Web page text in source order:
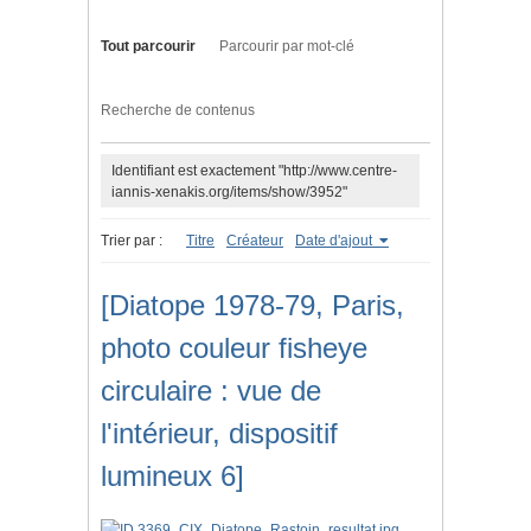
Tout parcourir Parcourir par mot-clé
Recherche de contenus
Identifiant est exactement "http://www.centre-
iannis-xenakis.org/items/show/3952"
Trier par : Titre Créateur Date d'ajout
[Diatope 1978-79, Paris,
photo couleur fisheye
circulaire : vue de
l'intérieur, dispositif
lumineux 6]